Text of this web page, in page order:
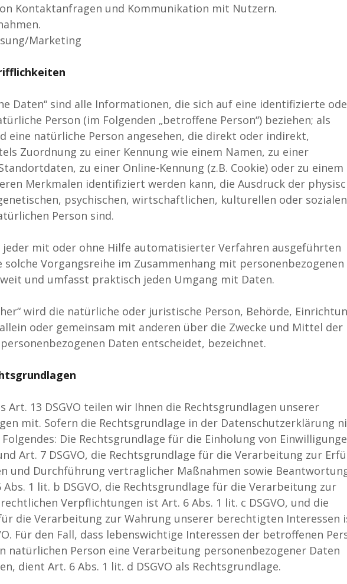
Kontaktanfragen und Kommunikation mit Nutzern.
Marketing
Daten“ sind alle Informationen, die sich auf eine identifizierte
Person (im Folgenden „betroffene Person“) beziehen; als
eine natürliche Person angesehen, die direkt oder indirekt,
Zuordnung zu einer Kennung wie einem Namen, zu einer
zu einer Online-Kennung (z.B. Cookie) oder zu
Merkmalen identifiziert werden kann, die Ausdruck der
psychischen, wirtschaftlichen, kulturellen oder sozialen
Person sind.
jeder mit oder ohne Hilfe automatisierter Verfahren ausgeführten
solche Vorgangsreihe im Zusammenhang mit personenbezogenen
und umfasst praktisch jeden Umgang mit Daten.
wird die natürliche oder juristische Person, Behörde,
oder gemeinsam mit anderen über die Zwecke und Mittel der
Daten entscheidet, bezeichnet.
Art. 13 DSGVO teilen wir Ihnen die Rechtsgrundlagen unserer
mit. Sofern die Rechtsgrundlage in der Datenschutzerklärung
Die Rechtsgrundlage für die Einholung von
Art. 7 DSGVO, die Rechtsgrundlage für die Verarbeitung zur
und Durchführung vertraglicher Maßnahmen sowie
1 lit. b DSGVO, die Rechtsgrundlage für die Verarbeitung zur
Verpflichtungen ist Art. 6 Abs. 1 lit. c DSGVO, und die
die Verarbeitung zur Wahrung unserer berechtigten Interessen
Für den Fall, dass lebenswichtige Interessen der betroffenen
natürlichen Person eine Verarbeitung personenbezogener Daten
dient Art. 6 Abs. 1 lit. d DSGVO als Rechtsgrundlage.